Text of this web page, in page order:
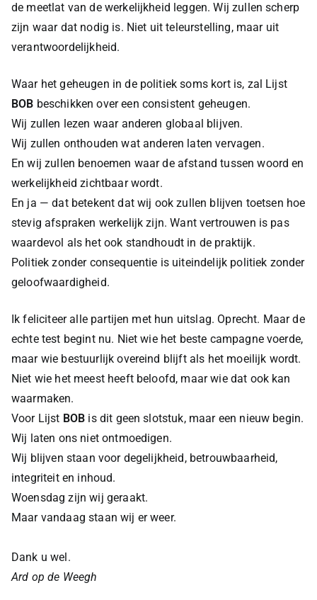
de meetlat van de werkelijkheid leggen. Wij zullen scherp
zijn waar dat nodig is. Niet uit teleurstelling, maar uit
verantwoordelijkheid.
Waar het geheugen in de politiek soms kort is, zal Lijst
BOB beschikken over een consistent geheugen.
Wij zullen lezen waar anderen globaal blijven.
Wij zullen onthouden wat anderen laten vervagen.
En wij zullen benoemen waar de afstand tussen woord en
werkelijkheid zichtbaar wordt.
En ja — dat betekent dat wij ook zullen blijven toetsen hoe
stevig afspraken werkelijk zijn. Want vertrouwen is pas
waardevol als het ook standhoudt in de praktijk.
Politiek zonder consequentie is uiteindelijk politiek zonder
geloofwaardigheid.
Ik feliciteer alle partijen met hun uitslag. Oprecht. Maar de
echte test begint nu. Niet wie het beste campagne voerde,
maar wie bestuurlijk overeind blijft als het moeilijk wordt.
Niet wie het meest heeft beloofd, maar wie dat ook kan
waarmaken.
Voor Lijst BOB is dit geen slotstuk, maar een nieuw begin.
Wij laten ons niet ontmoedigen.
Wij blijven staan voor degelijkheid, betrouwbaarheid,
integriteit en inhoud.
Woensdag zijn wij geraakt.
Maar vandaag staan wij er weer.
Dank u wel.
Ard op de Weegh